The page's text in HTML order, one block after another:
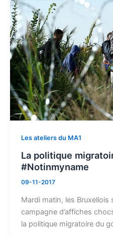
Les ateliers du MA1
La politique
#Notinmyname
09-11-2017
Mardi matin, les Bruxellois
campagne d’affiches
la politique migratoire du